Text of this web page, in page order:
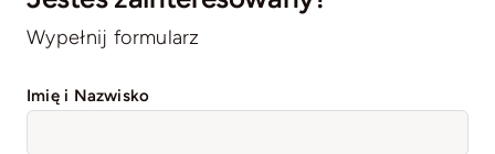
Wypełnij formularz
Imię i Nazwisko